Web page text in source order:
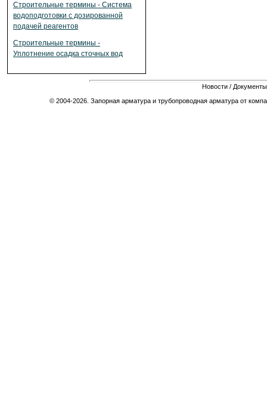
Строительные термины - Система
водоподготовки с дозированной
подачей реагентов
Строительные термины -
Уплотнение осадка сточных вод
Новости / Документы
© 2004-2026. Запорная арматура и трубопроводная арматура от